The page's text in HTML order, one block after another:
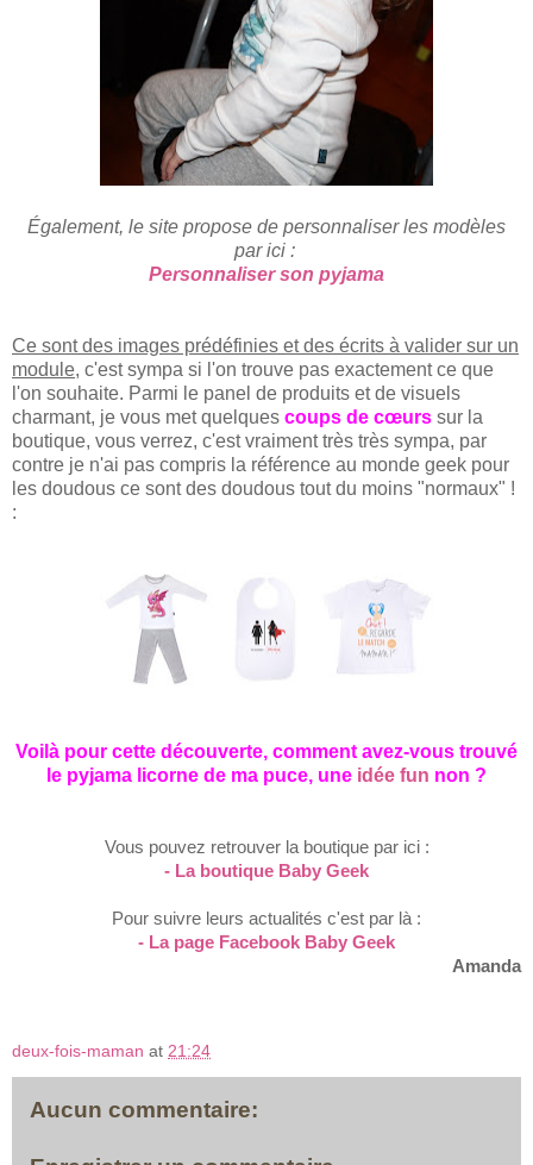
Également, le site propose de personnaliserles modèles
par ici :
Personnaliser son pyjama
Ce sont des images prédéfinies et des écrits à valider sur un
module, c'est sympa si l'on trouve pas exactement ce que
l'on souhaite. Parmi le panel de produits et de visuels
charmant, je vous met quelques coups de cœurs sur la
boutique, vous verrez, c'est vraiment très très sympa, par
contre je n'ai pas compris la référence au monde geek pour
les doudous ce sont des doudous tout du moins "normaux" !
:
Voilà pour cette découverte, comment avez-vous trouvé
le pyjama licorne de ma puce, une idée fun non ?
Vous pouvez retrouver la boutique par ici :
- La boutique Baby Geek
Pour suivre leurs actualités c'est par là :
- La page Facebook Baby Geek
Amanda
deux-fois-maman at 21:24
Aucun commentaire: